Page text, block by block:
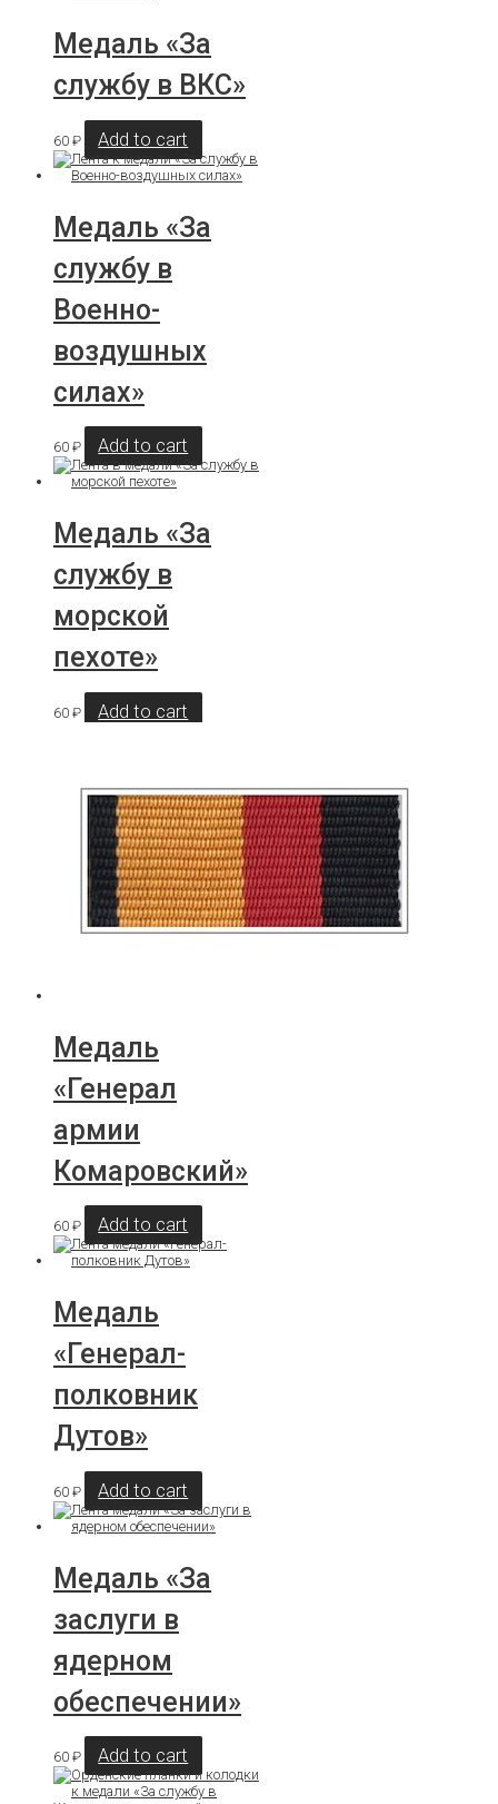
Медаль «За
службу в ВКС»
60 ₽ Add to cart
Медаль «За
службу в
Военно-
воздушных
силах»
60 ₽ Add to cart
Медаль «За
службу в
морской
пехоте»
60 ₽ Add to cart
Медаль
«Генерал
армии
Комаровский»
60 ₽ Add to cart
Медаль
«Генерал-
полковник
Дутов»
60 ₽ Add to cart
Медаль «За
заслуги в
ядерном
обеспечении»
60 ₽ Add to cart